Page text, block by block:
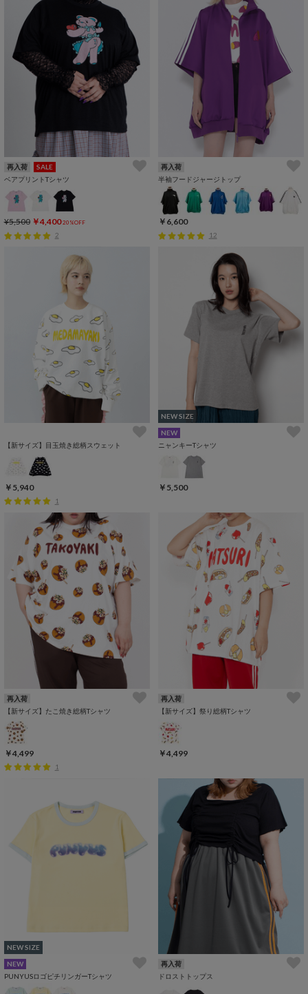
再入荷
SALE
ベアプリントTシャツ
¥5,500 ￥4,400 20%OFF
2
再入荷
半袖フードジャージトップ
￥6,600
12
【新サイズ】目玉焼き総柄スウェット
￥5,940
1
NEW SIZE
NEW
ニャンキーTシャツ
￥5,500
再入荷
【新サイズ】たこ焼き総柄Tシャツ
￥4,499
1
再入荷
【新サイズ】祭り総柄Tシャツ
￥4,499
NEW SIZE
NEW
PUNYUSロゴピチリンガーTシャツ
再入荷
ドロストトップス